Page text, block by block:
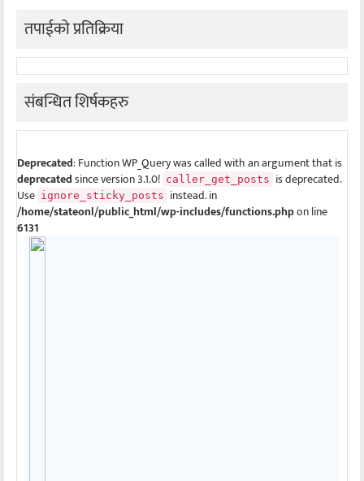
तपाईको प्रतिक्रिया
संबन्धित शिर्षकहरु
Deprecated: Function WP_Query was called with an argument that is
deprecatedsince version 3.1.0! caller_get_posts is deprecated.
Use ignore_sticky_posts instead. in
/home/stateonl/public_html/wp-includes/functions.phpon line
6131